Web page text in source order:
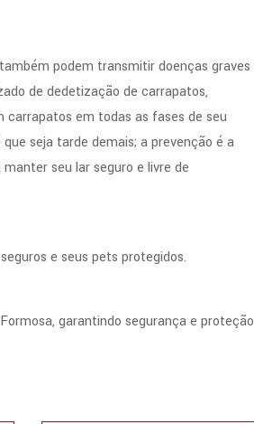
podem transmitir doenças graves
de dedetização de carrapatos,
carrapatos em todas as fases de seu
seja tarde demais; a prevenção é a
seu lar seguro e livre de
e seus pets protegidos.
garantindo segurança e proteção